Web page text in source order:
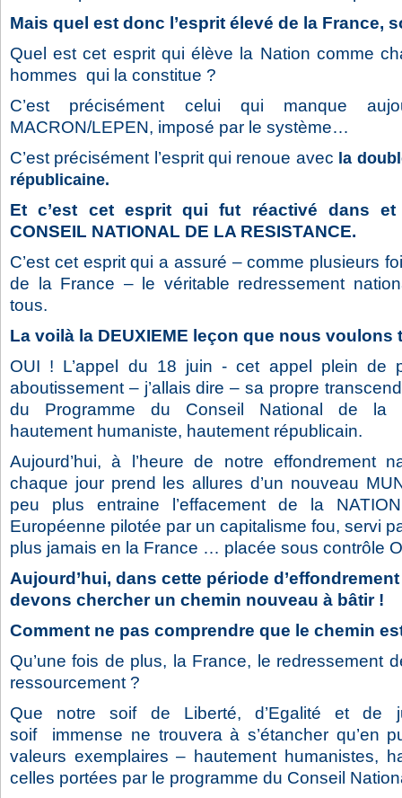
Mais quel est donc l’esprit élevé de la France,
Quel est cet esprit qui élève la Nation comme
hommes qui la constitue ?
C’est précisément celui qui manque
MACRON/LEPEN, imposé par le système…
C’est précisément l’esprit qui renoue avec la
républicaine.
Et c’est cet esprit qui fut réactivé dans
CONSEIL NATIONAL DE LA RESISTANCE.
C’est cet esprit qui a assuré – comme plusieurs
de la France – le véritable redressement
tous.
La voilà la DEUXIEME leçon que nous voulons
OUI ! L’appel du 18 juin - cet appel plein de
aboutissement – j’allais dire – sa propre
du Programme du Conseil National de la
hautement humaniste, hautement républicain.
Aujourd’hui, à l’heure de notre effondrement
chaque jour prend les allures d’un nouveau
peu plus entraine l’effacement de la
Européenne pilotée par un capitalisme fou, servi
plus jamais en la France … placée sous contrôle
Aujourd’hui, dans cette période
devons chercher un chemin nouveau à bâtir !
Comment ne pas comprendre que le chemin
Qu’une fois de plus, la France, le redressement
ressourcement ?
Que notre soif de Liberté, d’Egalité et de
soif immense ne trouvera à s’étancher qu’en
valeurs exemplaires – hautement humanistes,
celles portées par le programme du Conseil